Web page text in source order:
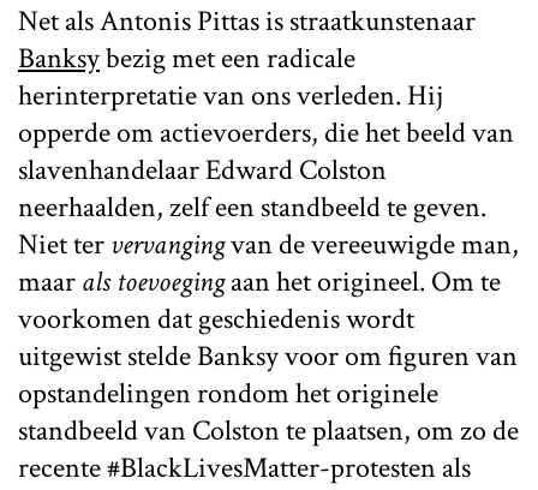
Net als Antonis Pittas is straatkunstenaar
Banksybezig met een radicale
herinterpretatie van ons verleden. Hij
opperde om actievoerders, die het beeld van
slavenhandelaar Edward Colston
neerhaalden, zelf een standbeeld te geven.
Niet tervervangingvan de vereeuwigde man,
maarals toevoegingaan het origineel. Om te
voorkomen dat geschiedenis wordt
uitgewist stelde Banksy voor om figuren van
opstandelingen rondom het originele
standbeeld van Colston te plaatsen, om zo de
recente #BlackLivesMatter-protesten als